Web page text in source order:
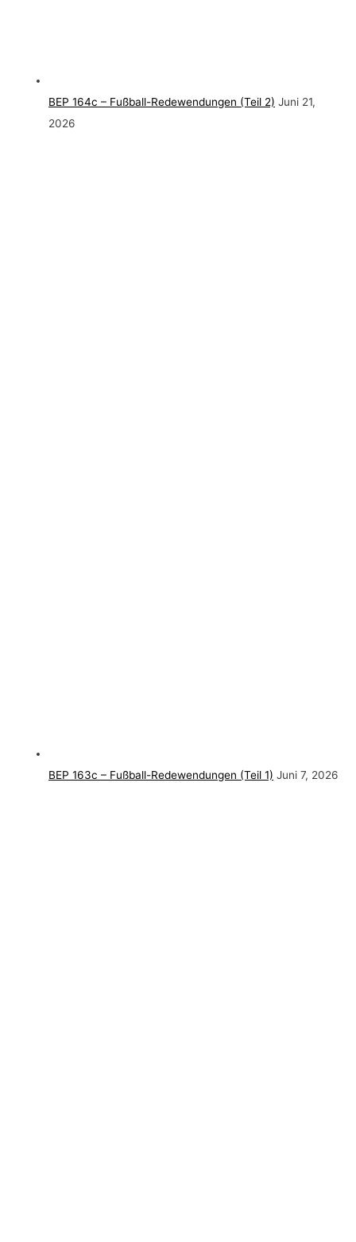
BEP 164c – Fußball-Redewendungen (Teil 2) Juni 21,
2026
BEP 163c – Fußball-Redewendungen (Teil 1) Juni 7, 2026